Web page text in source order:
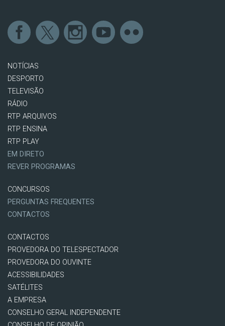
NOTÍCIAS
DESPORTO
TELEVISÃO
RÁDIO
RTP ARQUIVOS
RTP ENSINA
RTP PLAY
EM DIRETO
REVER PROGRAMAS
CONCURSOS
PERGUNTAS FREQUENTES
CONTACTOS
CONTACTOS
PROVEDORA DO TELESPECTADOR
PROVEDORA DO OUVINTE
ACESSIBILIDADES
SATÉLITES
A EMPRESA
CONSELHO GERAL INDEPENDENTE